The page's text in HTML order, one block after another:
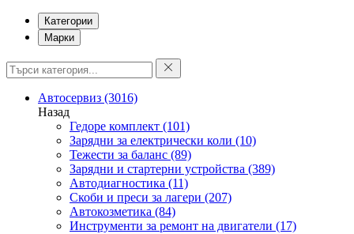
Категории
Марки
Автосервиз (3016)
Назад
Гедоре комплект (101)
Зарядни за електрически коли (10)
Тежести за баланс (89)
Зарядни и стартерни устройства (389)
Автодиагностика (11)
Скоби и преси за лагери (207)
Автокозметика (84)
Инструменти за ремонт на двигатели (17)